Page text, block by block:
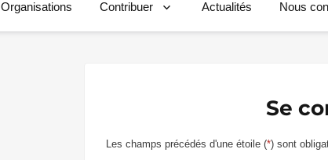
Organisations Contribuer Actualités Nous
Se
Les champs précédés d'une étoile (*) sont